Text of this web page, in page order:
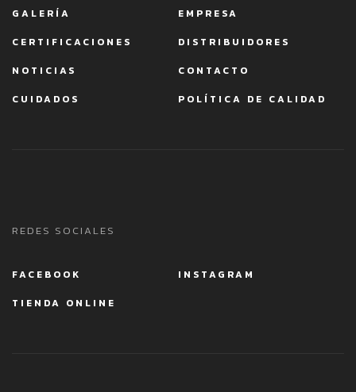
GALERÍA
EMPRESA
CERTIFICACIONES
DISTRIBUIDORES
NOTICIAS
CONTACTO
CUIDADOS
POLÍTICA DE CALIDAD
REDES SOCIALES
FACEBOOK
INSTAGRAM
TIENDA ONLINE